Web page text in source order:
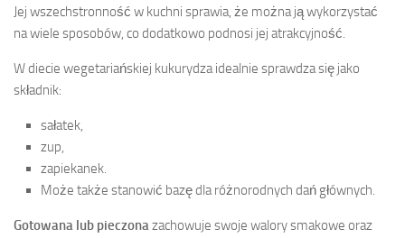
Jej wszechstronność w kuchni sprawia, że można ją wykorzystać
na wiele sposobów, co dodatkowo podnosi jej atrakcyjność.
W diecie wegetariańskiej kukurydza idealnie sprawdza się jako
składnik:
sałatek,
zup,
zapiekanek.
Może także stanowić bazę dla różnorodnych dań głównych.
Gotowana lub pieczonazachowuje swoje walory smakowe oraz